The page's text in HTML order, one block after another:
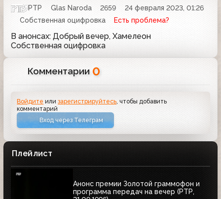
РТР Glas Naroda 2659
24 февраля 2023, 01:26
Собственная оцифровка
Есть проблема?
В анонсах: Добрый вечер, Хамелеон
Собственная оцифровка
Комментарии 0
Войдите илизарегистрируйтесь , чтобы добавить
комментарий
Вход через Телеграм
Плейлист
Анонс премии Золотой граммофон и
программа передач на вечер (РТР,